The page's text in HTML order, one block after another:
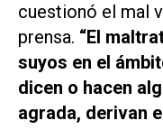
cuestionó el mal
prensa. “El
suyos en el
dicen o hacen
agrada, derivan